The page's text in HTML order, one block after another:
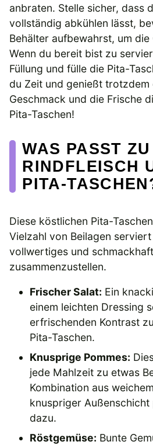
anbraten. Stelle sicher, dass
vollständig abkühlen lässt,
Behälter aufbewahrst, um
Wenn du bereit bist zu
Füllung und fülle die Pita-
du Zeit und genießt trotzdem
Geschmack und die Frische
Pita-Taschen!
WAS PASST
RINDFLEISCH
PITA-
Diese köstlichen Pita-
Vielzahl von Beilagen
vollwertiges und
zusammenzustellen.
Frischer Salat: Ein
einem leichten Dressing
erfrischenden Kontrast
Pita-Taschen.
Knusprige Pommes:
jede Mahlzeit zu etwas
Kombination aus
knuspriger
dazu.
Röstgemüse: Bunte